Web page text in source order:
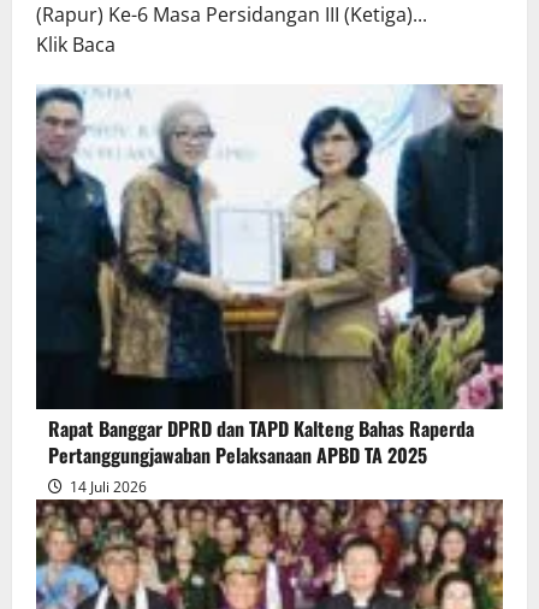
(Rapur) Ke-6 Masa Persidangan III (Ketiga)...
Klik Baca
about
Rapur
Penyampaian
Pendapat
Akhir
Gubernur
atas
Persetujuan
Bersama
Raperda
Pertanggungjawaban
Pelaksanaan
APBD
2025
Rapat Banggar DPRD dan TAPD Kalteng Bahas Raperda
Pertanggungjawaban Pelaksanaan APBD TA 2025
14 Juli 2026